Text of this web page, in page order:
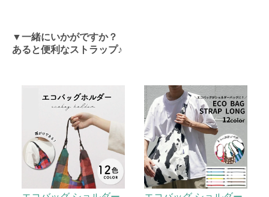
▼一緒にいかがですか？
あると便利なストラップ♪